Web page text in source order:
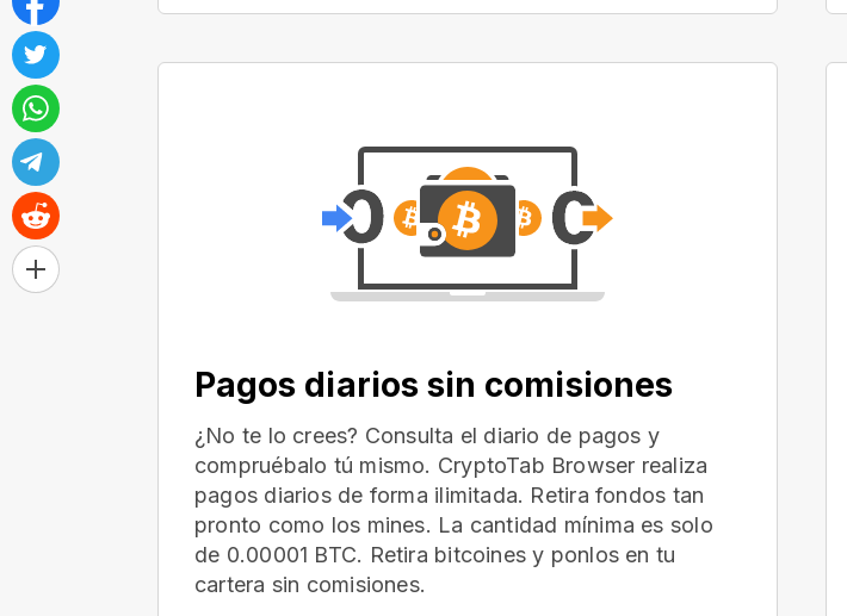
Pagos diarios sin comisiones
¿No te lo crees? Consulta el diario de pagos y
compruébalo tú mismo. CryptoTab Browser realiza
pagos diarios de forma ilimitada. Retira fondos tan
pronto como los mines. La cantidad mínima es solo
de 0.00001 BTC. Retira bitcoines y ponlos en tu
cartera sin comisiones.